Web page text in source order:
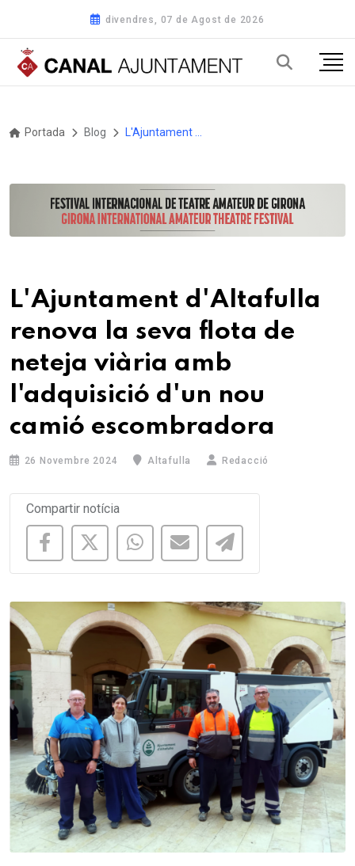
divendres, 07 de Agost de 2026
Portada Blog
L'Ajuntament d'Altafulla
renova la seva flota de
neteja viària amb
l'adquisició d'un nou
camió escombradora
26 Novembre 2024 Altafulla Redacció
Compartir notícia